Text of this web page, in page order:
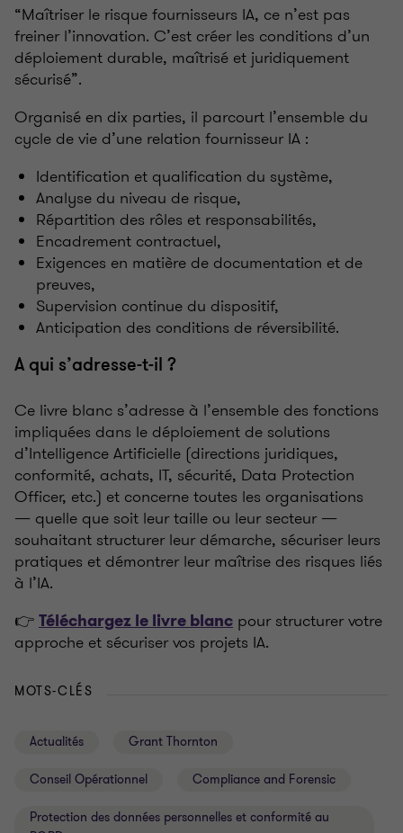
“Maîtriser le risque fournisseurs IA, ce n’est pas
freiner l’innovation. C’est créer les conditions d’un
déploiement durable, maîtrisé et juridiquement
sécurisé”.
Organisé en dix parties, il parcourt l’ensemble du
cycle de vie d’une relation fournisseur IA :
Identification et qualification du système,
Analyse du niveau de risque,
Répartition des rôles et responsabilités,
Encadrement contractuel,
Exigences en matière de documentation et de
preuves,
Supervision continue du dispositif,
Anticipation des conditions de réversibilité.
A qui s’adresse-t-il ?
Ce livre blanc s’adresse à l’ensemble des fonctions
impliquées dans le déploiement de solutions
d’Intelligence Artificielle (directions juridiques,
conformité, achats, IT, sécurité, Data Protection
Officer, etc.) et concerne toutes les organisations
— quelle que soit leur taille ou leur secteur —
souhaitant structurer leur démarche, sécuriser leurs
pratiques et démontrer leur maîtrise des risques liés
à l’IA.
👉 Téléchargez le livre blanc pour structurer votre
approche et sécuriser vos projets IA.
MOTS-CLÉS
Actualités Grant Thornton
Conseil Opérationnel Compliance and Forensic
Protection des données personnelles et conformité au